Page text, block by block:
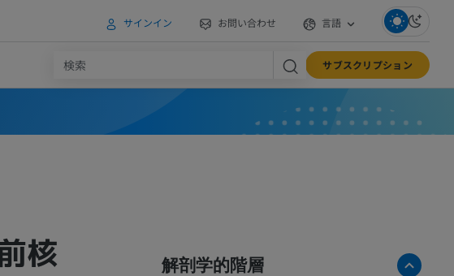
サインイン お問い合わせ 言語
サブスクリプション
核 解剖学的階層